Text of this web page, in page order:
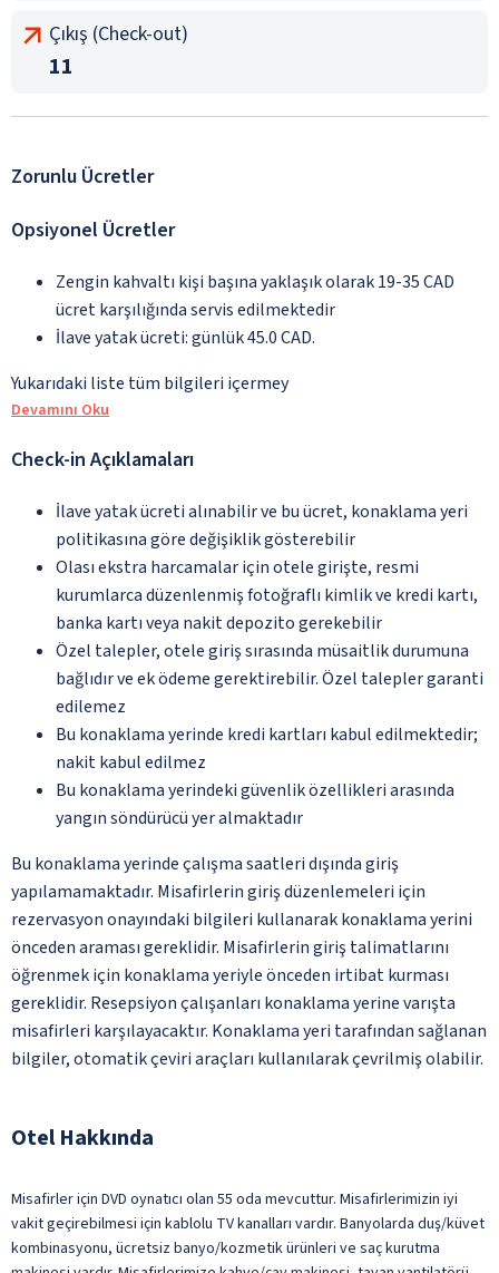
Çıkış (Check-out)
11
Zorunlu Ücretler
Opsiyonel Ücretler
Zengin kahvaltı kişi başına yaklaşık olarak 19-35 CAD
ücret karşılığında servis edilmektedir
İlave yatak ücreti: günlük 45.0 CAD.
Yukarıdaki liste tüm bilgileri içermey
Devamını Oku
Check-in Açıklamaları
İlave yatak ücreti alınabilir ve bu ücret, konaklama yeri
politikasına göre değişiklik gösterebilir
Olası ekstra harcamalar için otele girişte, resmi
kurumlarca düzenlenmiş fotoğraflı kimlik ve kredi kartı,
banka kartı veya nakit depozito gerekebilir
Özel talepler, otele giriş sırasında müsaitlik durumuna
bağlıdır ve ek ödeme gerektirebilir. Özel talepler garanti
edilemez
Bu konaklama yerinde kredi kartları kabul edilmektedir;
nakit kabul edilmez
Bu konaklama yerindeki güvenlik özellikleri arasında
yangın söndürücü yer almaktadır
Bu konaklama yerinde çalışma saatleri dışında giriş
yapılamamaktadır. Misafirlerin giriş düzenlemeleri için
rezervasyon onayındaki bilgileri kullanarak konaklama yerini
önceden araması gereklidir. Misafirlerin giriş talimatlarını
öğrenmek için konaklama yeriyle önceden irtibat kurması
gereklidir. Resepsiyon çalışanları konaklama yerine varışta
misafirleri karşılayacaktır. Konaklama yeri tarafından sağlanan
bilgiler, otomatik çeviri araçları kullanılarak çevrilmiş olabilir.
Otel Hakkında
Misafirler için DVD oynatıcı olan 55 oda mevcuttur. Misafirlerimizin iyi
vakit geçirebilmesi için kablolu TV kanalları vardır. Banyolarda duş/küvet
kombinasyonu, ücretsiz banyo/kozmetik ürünleri ve saç kurutma